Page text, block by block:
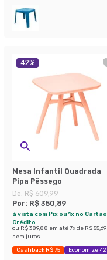
42%
Mesa Infantil Quadrada
Pipa Pêssego
De:R$ 609,99
Por: R$ 350,89
à vista com Pix ou 1x no Cartão
Crédito
ou R$ 389,88 em até7x de R$ 55,69
sem juros
Cashback R$ 75 Economize